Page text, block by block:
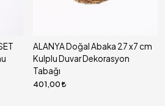
ALANYA Doğal Abaka 27 x7 cm
Kulplu Duvar Dekorasyon
Tabağı
401,00